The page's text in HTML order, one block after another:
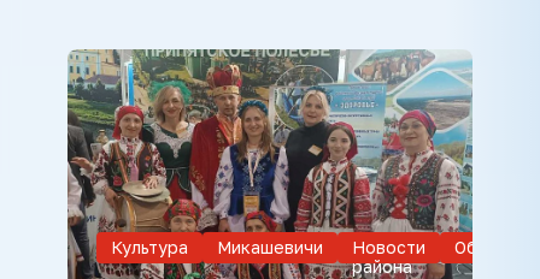
Культура Микашевичи
Новости
района